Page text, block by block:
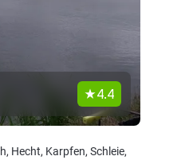
4.4
Hecht, Karpfen, Schleie,